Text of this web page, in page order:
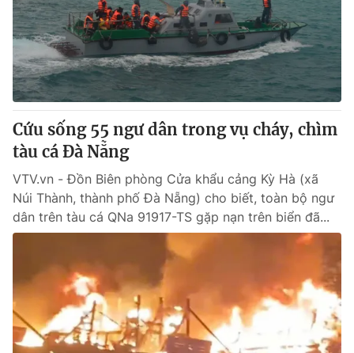
Cơ quan chủ quản:Đài Truyền hình Việt Nam
Cơ quan báo chí:Thời báo VTV
Giấy phép hoạt động báo in và báo điện tử số 483/GP-BTTTT
cấp ngày 29/12/2023
Tổng Biên tập:Vũ Thanh Thủy
Phó Tổng Biên tập:Nguyễn Thị Mỹ Hạnh, Phạm Quốc Thắng,
Nguyễn Trọng Ninh
Tổng đài VTV:
024.38 355 931 - 024.38 355 932
Ðiện thoại Thời báo VTV: 024.66 897 897
Email:toasoan@vtv.vn
Liên hệ quảng cáo:024-7300.7108
Cứu sống 55 ngư dân trong vụ cháy, chìm
tàu cá Đà Nẵng
VTV.vn - Đồn Biên phòng Cửa khẩu cảng Kỳ Hà (xã
Núi Thành, thành phố Đà Nẵng) cho biết, toàn bộ ngư
dân trên tàu cá QNa 91917-TS gặp nạn trên biển đã...